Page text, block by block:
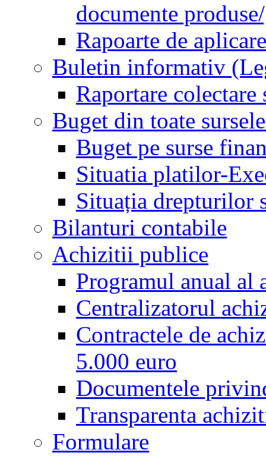
documente
Rapoarte de
Buletin informativ
Raportare colectare
Buget din toate
Buget pe surse
Situatia platilor-
Situația drepturilor
Bilanturi contabile
Achizitii publice
Programul anual
Centralizatorul
Contractele de
5.000 euro
Documentele
Transparenta
Formulare